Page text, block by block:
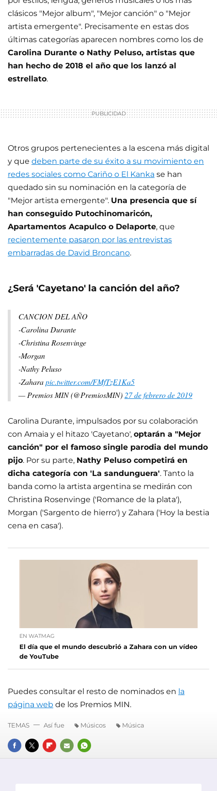
clásicos "Mejor album", "Mejor canción" o "Mejor
artista emergente". Precisamente en estas dos
últimas categorías aparecen nombres como los de
Carolina Durante o Nathy Peluso, artistas que
han hecho de 2018 el año que los lanzó al
estrellato.
Otros grupos pertenecientes a la escena más digital
y que deben parte de su éxito a su movimiento en
redes sociales como Cariño o El Kanka se han
quedado sin su nominación en la categoría de
"Mejor artista emergente". Una presencia que sí
han conseguido Putochinomaricón,
Apartamentos Acapulco o Delaporte, que
recientemente pasaron por las entrevistas
embarradas de David Broncano.
¿Será 'Cayetano' la canción del año?
CANCION DEL AÑO
-Carolina Durante
-Christina Rosenvinge
-Morgan
-Nathy Peluso
-Zaharapic.twitter.com/FMfTzE1Ka5
— Premios MIN (@PremiosMIN) 27 de febrero de 2019
Carolina Durante, impulsados por su colaboración
con Amaia y el hitazo 'Cayetano', optarán a "Mejor
canción" por el famoso single parodia del mundo
pijo. Por su parte, Nathy Peluso competirá en
dicha categoría con 'La sandunguera'. Tanto la
banda como la artista argentina se medirán con
Christina Rosenvinge ('Romance de la plata'),
Morgan ('Sargento de hierro') y Zahara ('Hoy la bestia
cena en casa').
EN WATMAG
El día que el mundo descubrió a Zahara con un vídeo
de YouTube
Puedes consultar el resto de nominados en la
página web de los Premios MIN.
FACEBOOK
TWITTERFLIPBOARD
E-
WHATSAPP
TEMAS Así fue Músicos Música